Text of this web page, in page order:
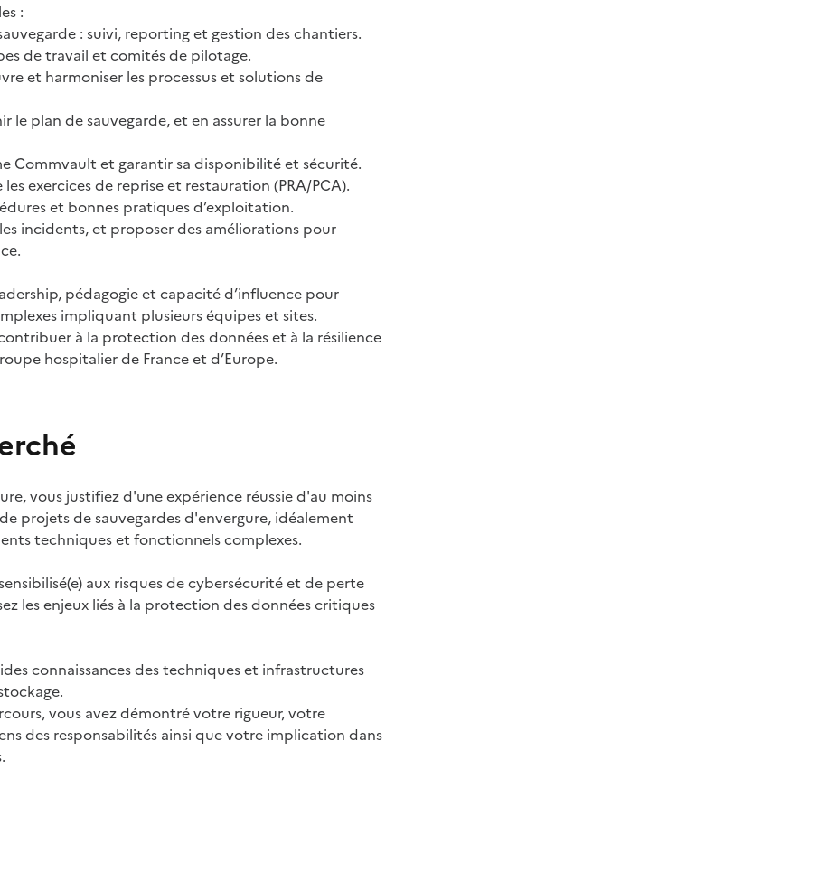
:
: suivi, reporting et gestion des chantiers.
de travail et comités de pilotage.
et harmoniser les processus et solutions de
le plan de sauvegarde, et en assurer la bonne
Commvault et garantir sa disponibilité et sécurité.
exercices de reprise et restauration (PRA/PCA).
et bonnes pratiques d’exploitation.
incidents, et proposer des améliorations pour
pédagogie et capacité d’influence pour
impliquant plusieurs équipes et sites.
à la protection des données et à la résilience
hospitalier de France et d’Europe.
vous justifiez d'une expérience réussie d'au moins
projets de sauvegardes d'envergure, idéalement
techniques et fonctionnels complexes.
aux risques de cybersécurité et de perte
les enjeux liés à la protection des données critiques
connaissances des techniques et infrastructures
vous avez démontré votre rigueur, votre
des responsabilités ainsi que votre implication dans